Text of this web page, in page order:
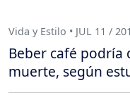
Vida y Estilo • JUL 11 /
Beber café podría
muerte, según